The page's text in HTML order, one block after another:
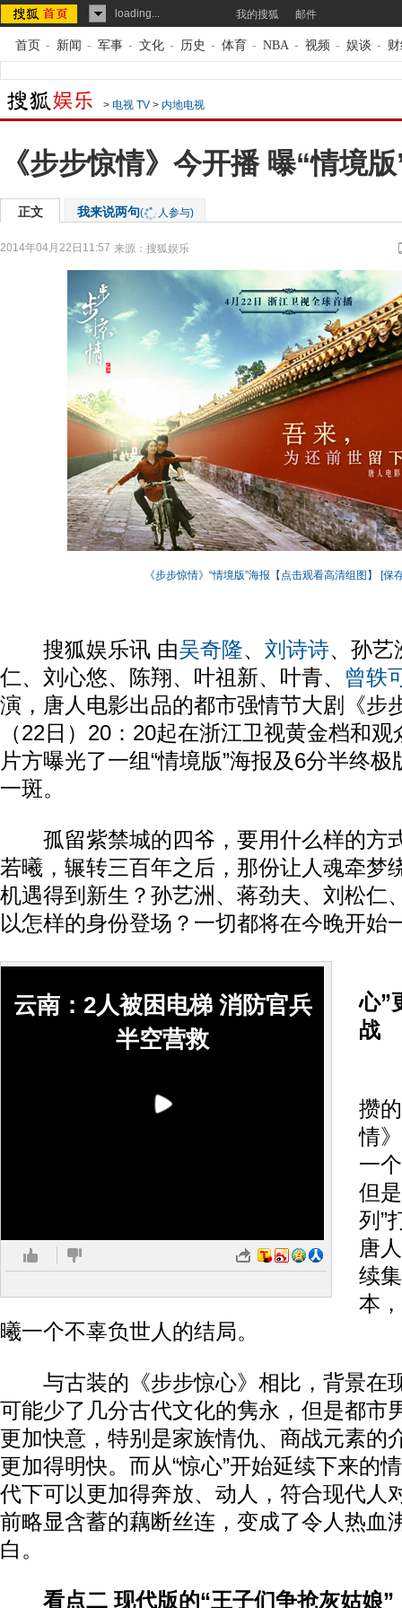
loading... 我的搜狐 邮件
首页 - 新闻 - 军事 - 文化 - 历史 - 体育 - NBA - 视频 - 娱谈 -
> 电视 TV > 内地电视
《步步惊情》今开播 曝“情境
正文 我来说两句( 人参与)
2014年04月22日11:57 来源： 搜狐娱乐
《步步惊情》“情境版”海报【点击观看高清组图】 [保
搜狐娱乐讯 由吴奇隆、 刘诗诗、孙艺
仁、刘心悠、陈翔、叶祖新、叶青、 曾轶
演，唐人电影出品的都市强情节大剧《步
（22日）20：20起在浙江卫视黄金档和
片方曝光了一组“情境版”海报及6分半终
一斑。
孤留紫禁城的四爷，要用什么样的方
若曦，辗转三百年之后，那份让人魂牵梦
机遇得到新生？孙艺洲、蒋劲夫、刘松仁
以怎样的身份登场？一切都将在今晚开始
云南：2人被困电梯 消防官兵
半空营救
心”
战
攒
情
一
但
列”
唐
续
本
曦一个不辜负世人的结局。
与古装的《步步惊心》相比，背景在
可能少了几分古代文化的隽永，但是都市
更加快意，特别是家族情仇、商战元素的
更加得明快。而从“惊心”开始延续下来的
代下可以更加得奔放、动人，符合现代
前略显含蓄的藕断丝连，变成了令人热血
白。
看点二 现代版的“王子们争抢灰姑娘”